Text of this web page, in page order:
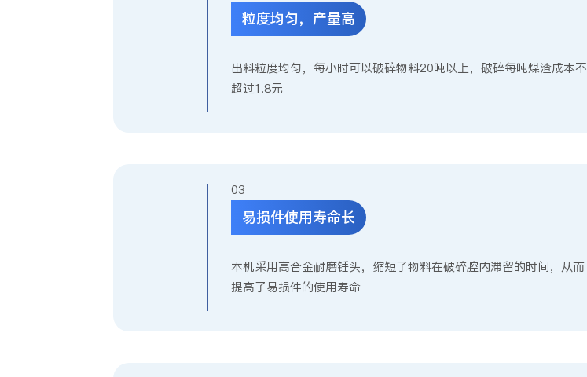
粒度均匀，产量高
出料粒度均匀，每小时可以破碎物料20吨以上，破碎每吨煤渣成本不
超过1.8元
03
易损件使用寿命长
本机采用高合金耐磨锤头，缩短了物料在破碎腔内滞留的时间，从而
提高了易损件的使用寿命